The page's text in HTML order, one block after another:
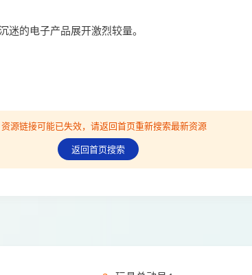
迷的电子产品展开激烈较量。
源链接可能已失效，请返回首页重新搜索最新资源
返回首页搜索